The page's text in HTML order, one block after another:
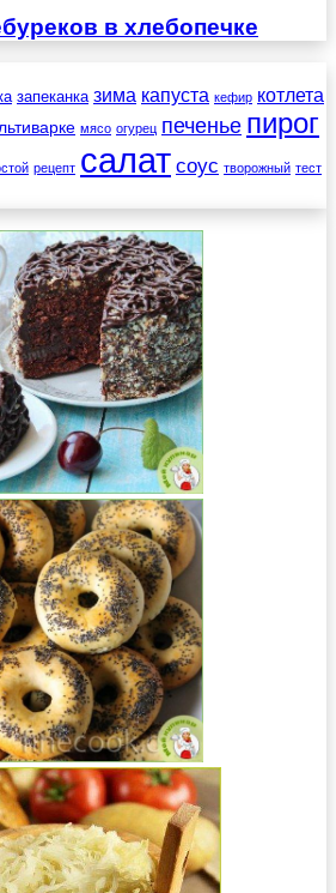
в хлебопечке
запеканка зима капуста кефир котлета
мясо огурец печенье пирог
рецепт салат соус творожный тест